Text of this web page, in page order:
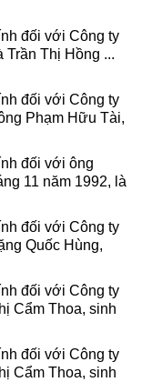
đối với Công ty
Trần Thị Hồng ...
đối với Công ty
Phạm Hữu Tài,
đối với ông
11 năm 1992, là
đối với Công ty
Quốc Hùng,
đối với Công ty
Cẩm Thoa, sinh
đối với Công ty
Cẩm Thoa, sinh